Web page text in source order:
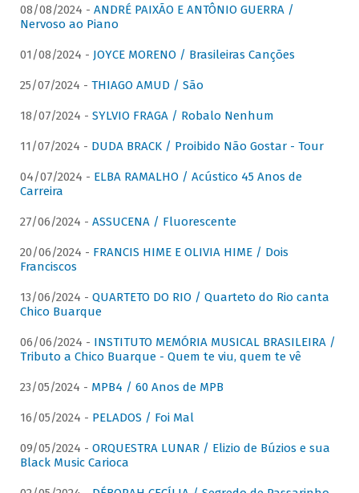
08/08/2024 - ANDRÉ PAIXÃO E ANTÔNIO GUERRA /
Nervoso ao Piano
01/08/2024 - JOYCE MORENO / Brasileiras Canções
25/07/2024 - THIAGO AMUD / São
18/07/2024 - SYLVIO FRAGA / Robalo Nenhum
11/07/2024 - DUDA BRACK / Proibido Não Gostar - Tour
04/07/2024 - ELBA RAMALHO / Acústico 45 Anos de
Carreira
27/06/2024 - ASSUCENA / Fluorescente
20/06/2024 - FRANCIS HIME E OLIVIA HIME / Dois
Franciscos
13/06/2024 - QUARTETO DO RIO / Quarteto do Rio canta
Chico Buarque
06/06/2024 - INSTITUTO MEMÓRIA MUSICAL BRASILEIRA /
Tributo a Chico Buarque - Quem te viu, quem te vê
23/05/2024 - MPB4 / 60 Anos de MPB
16/05/2024 - PELADOS / Foi Mal
09/05/2024 - ORQUESTRA LUNAR / Elizio de Búzios e sua
Black Music Carioca